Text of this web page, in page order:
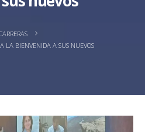
LA BIENVENIDA A SUS NUEVOS